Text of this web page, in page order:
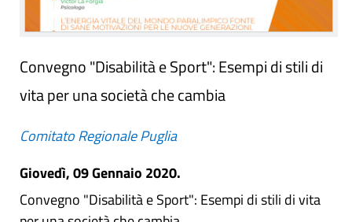
Convegno "Disabilità e Sport": Esempi di stili di
vita per una società che cambia
Comitato Regionale Puglia
Giovedì, 09 Gennaio 2020.
Convegno "Disabilità e Sport": Esempi di stili di vita